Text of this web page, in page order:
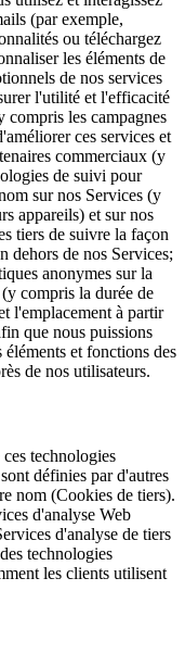
(par exemple,
ou téléchargez
les éléments de
de nos services
l'utilité et l'efficacité
compris les campagnes
ces services et
commerciaux (y
de suivi pour
sur nos Services (y
appareils) et sur nos
tiers de suivre la façon
dehors de nos Services;
anonymes sur la
compris la durée de
l'emplacement à partir
que nous puissions
et fonctions des
de nos utilisateurs.
technologies
définies par d'autres
nom (Cookies de tiers).
d'analyse Web
d'analyse de tiers
technologies
les clients utilisent